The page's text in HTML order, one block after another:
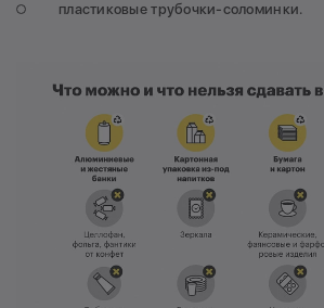
пластиковые трубочки-соломинки.